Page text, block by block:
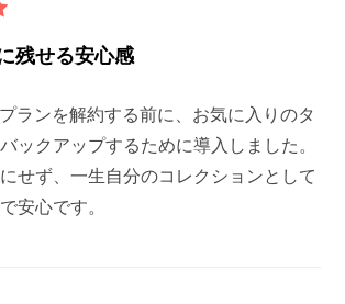
残せる安心感
ランを解約する前に、お気に入りのタ
ックアップするために導入しました。
せず、一生自分のコレクションとして
安心です。